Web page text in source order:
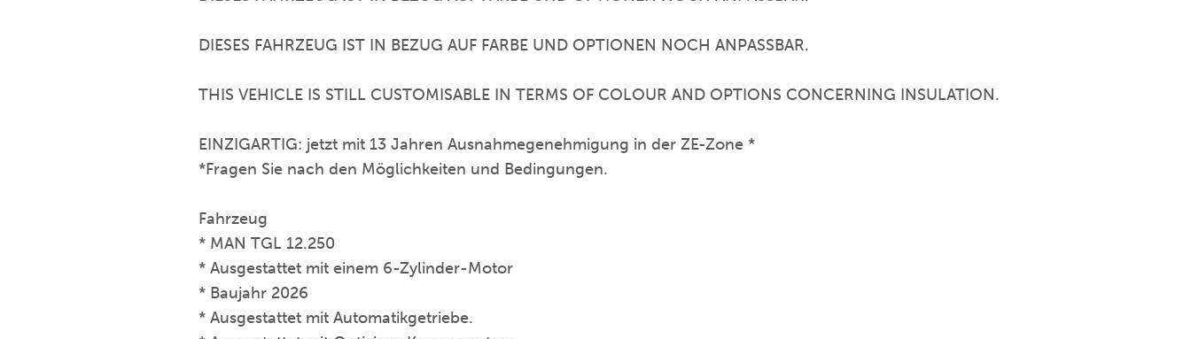
DIESES FAHRZEUG IST IN BEZUG AUF FARBE UND OPTIONEN NOCH ANPASSBAR.
THIS VEHICLE IS STILL CUSTOMISABLE IN TERMS OF COLOUR AND OPTIONS CONCERNING INSULATION.
EINZIGARTIG: jetzt mit 13 Jahren Ausnahmegenehmigung in der ZE-Zone *
*Fragen Sie nach den Möglichkeiten und Bedingungen.
Fahrzeug
* MAN TGL 12.250
* Ausgestattet mit einem 6-Zylinder-Motor
* Baujahr 2026
* Ausgestattet mit Automatikgetriebe.